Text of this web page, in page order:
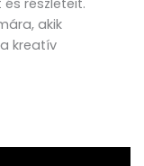
akik
kreatív